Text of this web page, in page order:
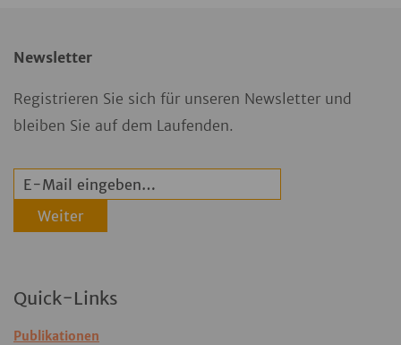
Newsletter
Registrieren Sie sich für unseren Newsletter und
bleiben Sie auf dem Laufenden.
Weiter
Quick-Links
Publikationen